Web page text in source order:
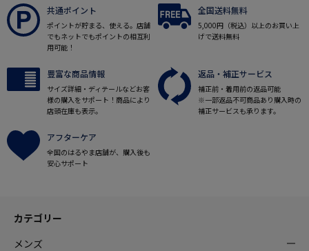
共通ポイント
ポイントが貯まる、使える。店舗
でもネットでもポイントの相互利
用可能！
全国送料無料
5,000円（税込）以上のお買い上
げで送料無料
豊富な商品情報
サイズ詳細・ディテールなどお客
様の購入をサポート！商品により
店頭在庫も表示。
返品・補正サービス
補正前・着用前の返品可能
※一部返品不可商品あり購入時の
補正サービスも承ります。
アフターケア
全国のはるやま店舗が、購入後も
安心サポート
カテゴリー
メンズ